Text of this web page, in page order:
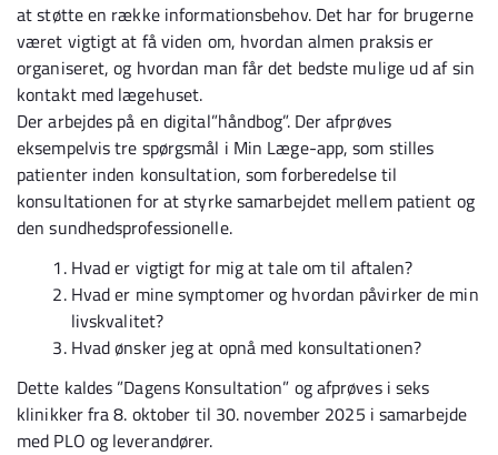
at støtte en række informationsbehov. Det har for brugerne
været vigtigt at få viden om, hvordan almen praksis er
organiseret, og hvordan man får det bedste mulige ud af sin
kontakt med lægehuset.
Der arbejdes på en digital”håndbog”. Der afprøves
eksempelvis tre spørgsmål i Min Læge-app, som stilles
patienter inden konsultation, som forberedelse til
konsultationen for at styrke samarbejdet mellem patient og
den sundhedsprofessionelle.
Hvad er vigtigt for mig at tale om til aftalen?
Hvad er mine symptomer og hvordan påvirker de min
livskvalitet?
Hvad ønsker jeg at opnå med konsultationen?
Dette kaldes ”Dagens Konsultation” og afprøves i seks
klinikker fra 8. oktober til 30. november 2025 i samarbejde
med PLO og leverandører.